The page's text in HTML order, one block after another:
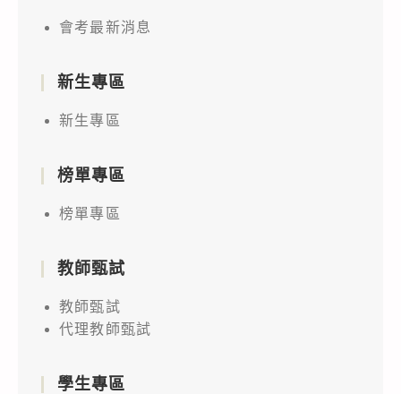
會考最新消息
新生專區
新生專區
榜單專區
榜單專區
教師甄試
教師甄試
代理教師甄試
學生專區